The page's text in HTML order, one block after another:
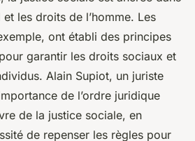
les droits de l’homme. Les
ont établi des principes
garantir les droits sociaux et
Alain Supiot, un juriste
de l’ordre juridique
de la justice sociale, en
de repenser les règles pour